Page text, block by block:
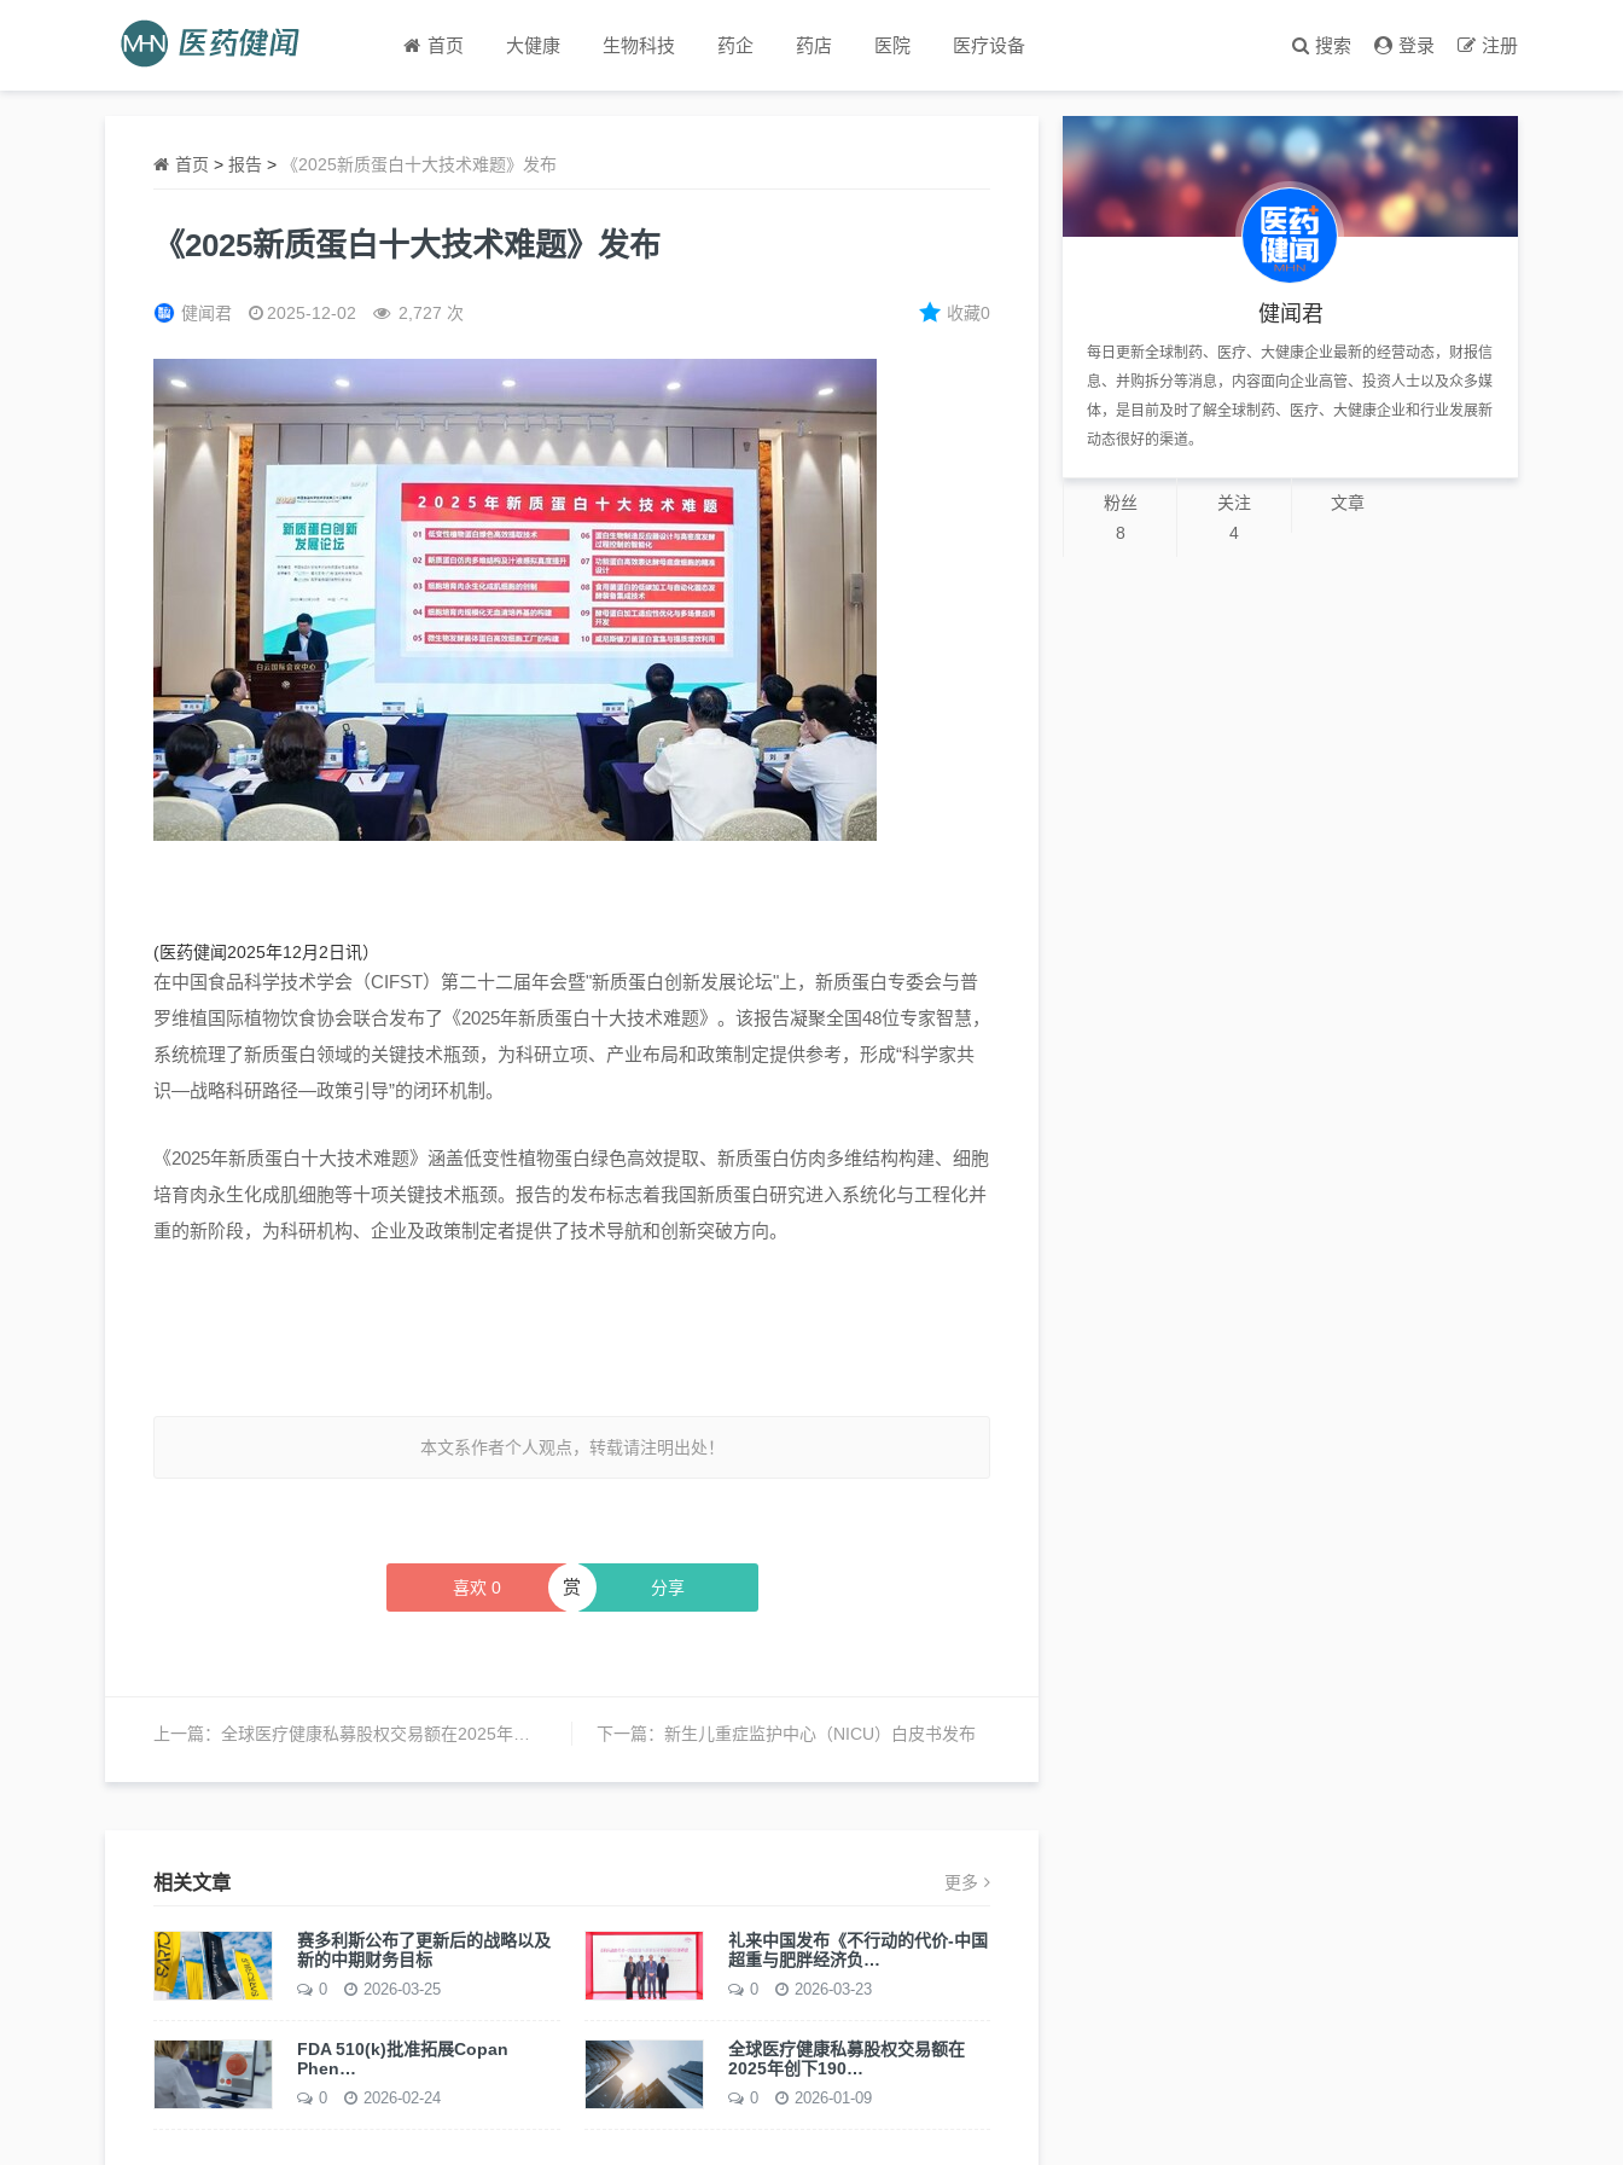
首页 大健康 生物科技 药企 药店 医院 医疗设备 搜索 登录 注册
首页 > 报告 > 《2025新质蛋白十大技术难题》发布
《2025新质蛋白十大技术难题》发布
健闻君 2025-12-02 2,727 次 收藏0
(医药健闻2025年12月2日讯）
在中国食品科学技术学会（CIFST）第二十二届年会暨"新质蛋白创新发展论坛"上，新质蛋白专委会与普
罗维植国际植物饮食协会联合发布了《2025年新质蛋白十大技术难题》。该报告凝聚全国48位专家智慧，
系统梳理了新质蛋白领域的关键技术瓶颈，为科研立项、产业布局和政策制定提供参考，形成“科学家共
识—战略科研路径—政策引导”的闭环机制。
《2025年新质蛋白十大技术难题》涵盖低变性植物蛋白绿色高效提取、新质蛋白仿肉多维结构构建、细胞
培育肉永生化成肌细胞等十项关键技术瓶颈。报告的发布标志着我国新质蛋白研究进入系统化与工程化并
重的新阶段，为科研机构、企业及政策制定者提供了技术导航和创新突破方向。
本文系作者个人观点，转载请注明出处！
喜欢 0 分享
赏
上一篇： 全球医疗健康私募股权交易额在2025年创下1900亿美元的历史新高 下一篇： 新生儿重症监护中心（NICU）白皮书发布
相关文章 更多
赛多利斯公布了更新后的战略以及
新的中期财务目标
0 2026-03-25
礼来中国发布《不行动的代价-中国
超重与肥胖经济负…
0 2026-03-23
FDA 510(k)批准拓展Copan
Phen…
0 2026-02-24
全球医疗健康私募股权交易额在
2025年创下190…
0 2026-01-09
健闻君
每日更新全球制药、医疗、大健康企业最新的经营动态，财报信
息、并购拆分等消息，内容面向企业高管、投资人士以及众多媒
体，是目前及时了解全球制药、医疗、大健康企业和行业发展新
动态很好的渠道。
粉丝
8
关注
4
文章